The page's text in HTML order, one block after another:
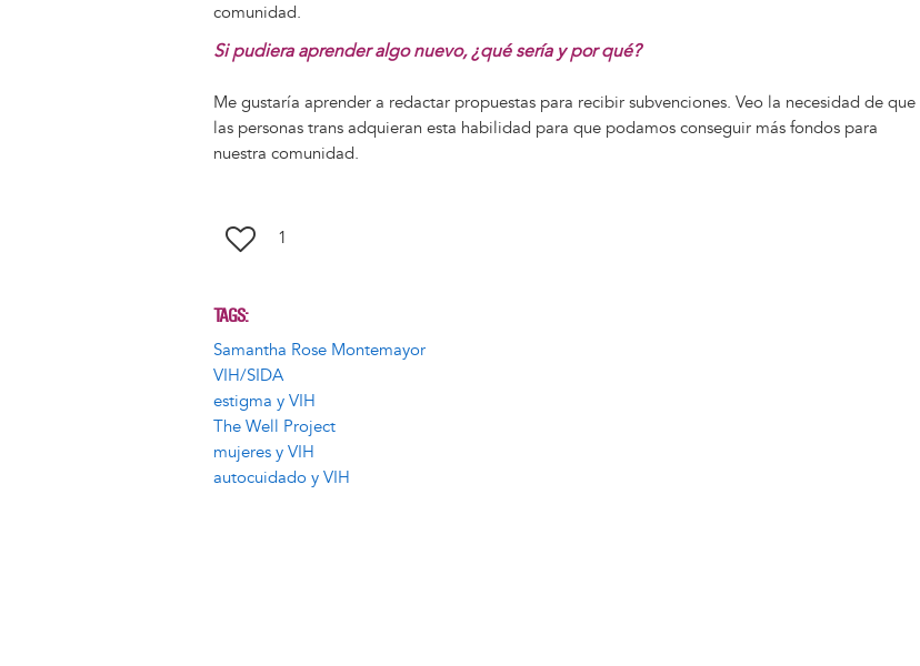
comunidad.
Si pudiera aprender algo nuevo, ¿qué sería y por qué?
Me gustaría aprender a redactar propuestas para recibir subvenciones. Veo la necesidad de que
las personas trans adquieran esta habilidad para que podamos conseguir más fondos para
nuestra comunidad.
1
TAGS
Samantha Rose Montemayor
VIH/SIDA
estigma y VIH
The Well Project
mujeres y VIH
autocuidado y VIH